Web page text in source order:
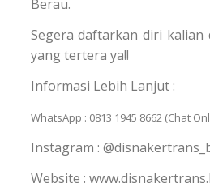
Berau.
Segera daftarkan diri kalian
yang tertera ya!!
Informasi Lebih Lanjut :
WhatsApp : 0813 1945 8662 (Chat
Instagram :
Website :